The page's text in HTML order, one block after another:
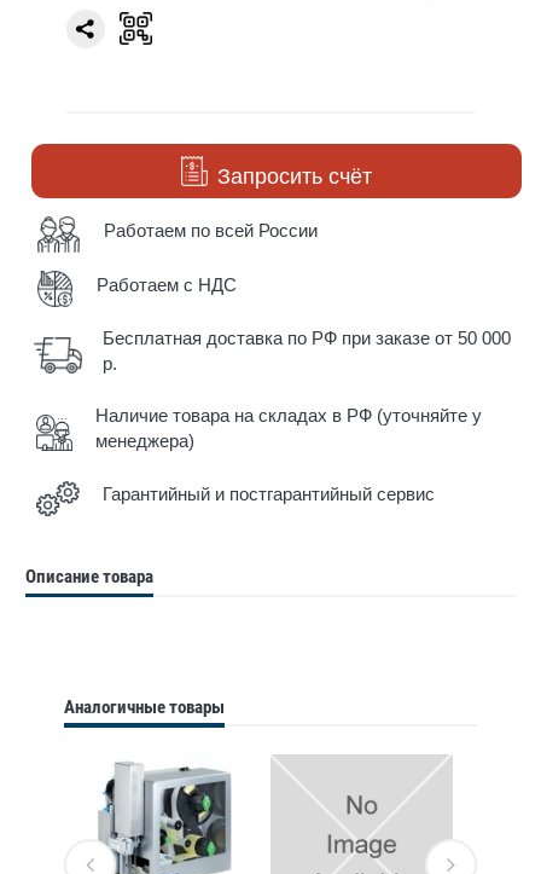
Запросить счёт
Работаем по всей России
Работаем с НДС
Бесплатная доставка по РФ при заказе от 50 000
р.
Наличие товара на складах в РФ (уточняйте у
менеджера)
Гарантийный и постгарантийный сервис
Описание товара
Аналогичные товары